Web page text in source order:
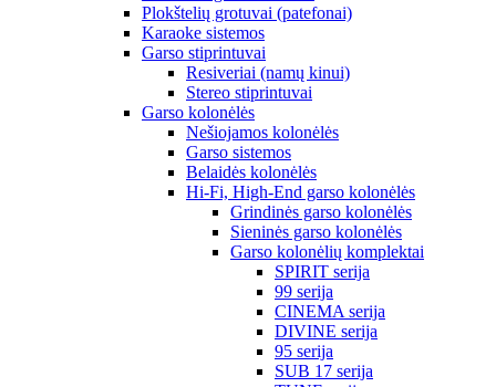
Plokštelių grotuvai (patefonai)
Karaoke sistemos
Garso stiprintuvai
Resiveriai (namų kinui)
Stereo stiprintuvai
Garso kolonėlės
Nešiojamos kolonėlės
Garso sistemos
Belaidės kolonėlės
Hi-Fi, High-End garso kolonėlės
Grindinės garso kolonėlės
Sieninės garso kolonėlės
Garso kolonėlių komplektai
SPIRIT serija
99 serija
CINEMA serija
DIVINE serija
95 serija
SUB 17 serija